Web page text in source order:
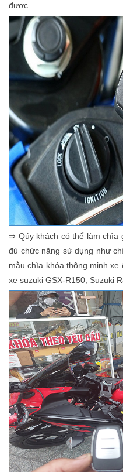
được.
⇒ Qúy khách có thể làm chìa
đủ chức năng sử dụng như
mẫu chìa khóa thông minh
xe suzuki GSX-R150, Suzuki